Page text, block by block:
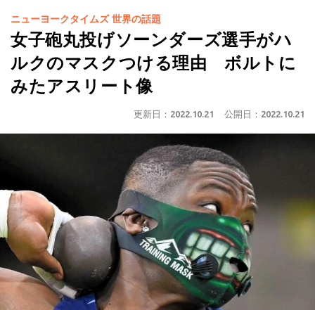
ニューヨークタイムズ 世界の話題
女子砲丸投げソーンダーズ選手がハ
ルクのマスクつける理由 ボルトに
みたアスリート像
更新日： 2022.10.21 公開日： 2022.10.21